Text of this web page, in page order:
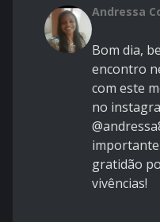
Andressa
Bom dia,
encontro
com este
no
gratidão
vivências!